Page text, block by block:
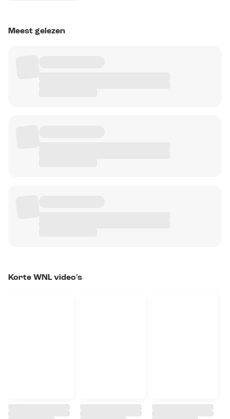
Meest gelezen
Korte WNL video's